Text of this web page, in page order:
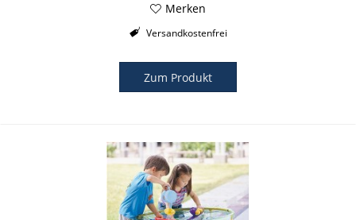
Merken
Versandkostenfrei
Zum Produkt